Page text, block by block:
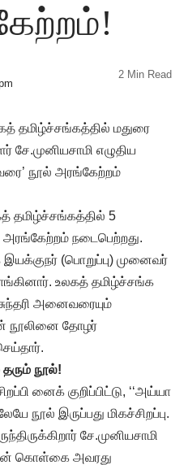
2 Min Read
தமிழ்ச்சங்கத்தில் மதுரை
சே.முனியசாமி எழுதிய
நூல் அரங்கேற்றம்
தமிழ்ச்சங்கத்தில் 5
நடைபெற்றது.
(பொறுப்பு) முனைவர்
உலகத் தமிழ்ச்சங்க
அனைவரையும்
நூலினை தோழர்
நூல்!
னைக் குறிப்பிட்டு, ‘‘அய்யா
நூல் இருப்பது மிகச்சிறப்பு.
சே.முனியசாமி
கொள்கை அவரது